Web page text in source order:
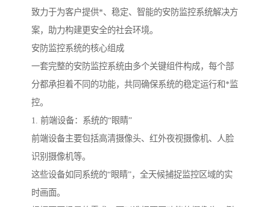
致力于为客户提供*、稳定、智能的安防监控系统解决方
案，助力构建更安全的社会环境。
安防监控系统的核心组成
一套完整的安防监控系统由多个关键组件构成，每个部
分都承担着不同的功能，共同确保系统的稳定运行和*监
控。
1. 前端设备：系统的“眼睛”
前端设备主要包括高清摄像头、红外夜视摄像机、人脸
识别摄像机等。
这些设备如同系统的“眼睛”，全天候捕捉监控区域的实
时画面。